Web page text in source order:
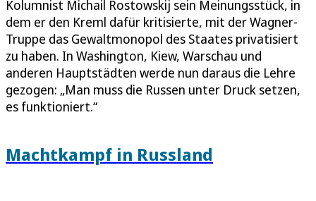
Kolumnist Michail Rostowskij sein Meinungsstück, in
dem er den Kreml dafür kritisierte, mit der Wagner-
Truppe das Gewaltmonopol des Staates privatisiert
zu haben. In Washington, Kiew, Warschau und
anderen Hauptstädten werde nun daraus die Lehre
gezogen: „Man muss die Russen unter Druck setzen,
es funktioniert.“
Machtkampf in Russland